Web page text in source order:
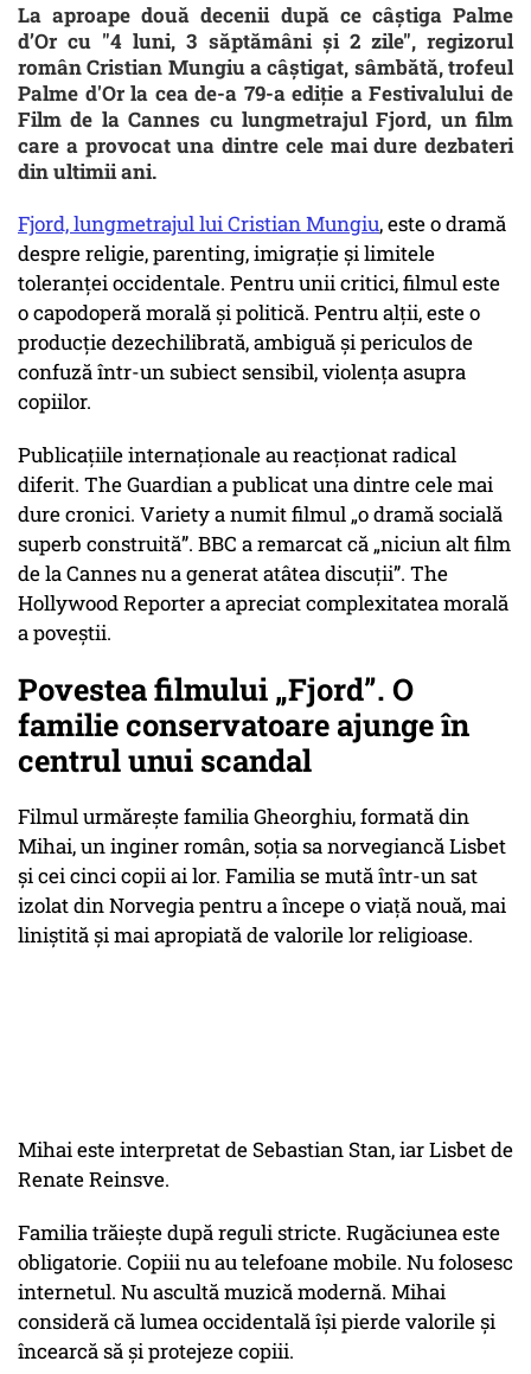
La aproape două decenii după ce câștiga Palme
d’Or cu "4 luni, 3 săptămâni și 2 zile", regizorul
român Cristian Mungiu a câștigat, sâmbătă, trofeul
Palme d'Or la cea de-a 79-a ediţie a Festivalului de
Film de la Cannes cu lungmetrajul Fjord, un film
care a provocat una dintre cele mai dure dezbateri
din ultimii ani.
Fjord, lungmetrajul lui Cristian Mungiu, este o dramă
despre religie, parenting, imigrație și limitele
toleranței occidentale. Pentru unii critici, filmul este
o capodoperă morală și politică. Pentru alții, este o
producție dezechilibrată, ambiguă și periculos de
confuză într-un subiect sensibil, violența asupra
copiilor.
Publicațiile internaționale au reacționat radical
diferit. The Guardian a publicat una dintre cele mai
dure cronici. Variety a numit filmul „o dramă socială
superb construită”. BBC a remarcat că „niciun alt film
de la Cannes nu a generat atâtea discuții”. The
Hollywood Reporter a apreciat complexitatea morală
a poveștii.
Povestea filmului „Fjord”. O
familie conservatoare ajunge în
centrul unui scandal
Filmul urmărește familia Gheorghiu, formată din
Mihai, un inginer român, soția sa norvegiancă Lisbet
și cei cinci copii ai lor. Familia se mută într-un sat
izolat din Norvegia pentru a începe o viață nouă, mai
liniștită și mai apropiată de valorile lor religioase.
Mihai este interpretat de Sebastian Stan, iar Lisbet de
Renate Reinsve.
Familia trăiește după reguli stricte. Rugăciunea este
obligatorie. Copiii nu au telefoane mobile. Nu folosesc
internetul. Nu ascultă muzică modernă. Mihai
consideră că lumea occidentală își pierde valorile și
încearcă să și protejeze copiii.